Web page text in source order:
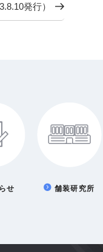
発行）
せ 舗装研究所